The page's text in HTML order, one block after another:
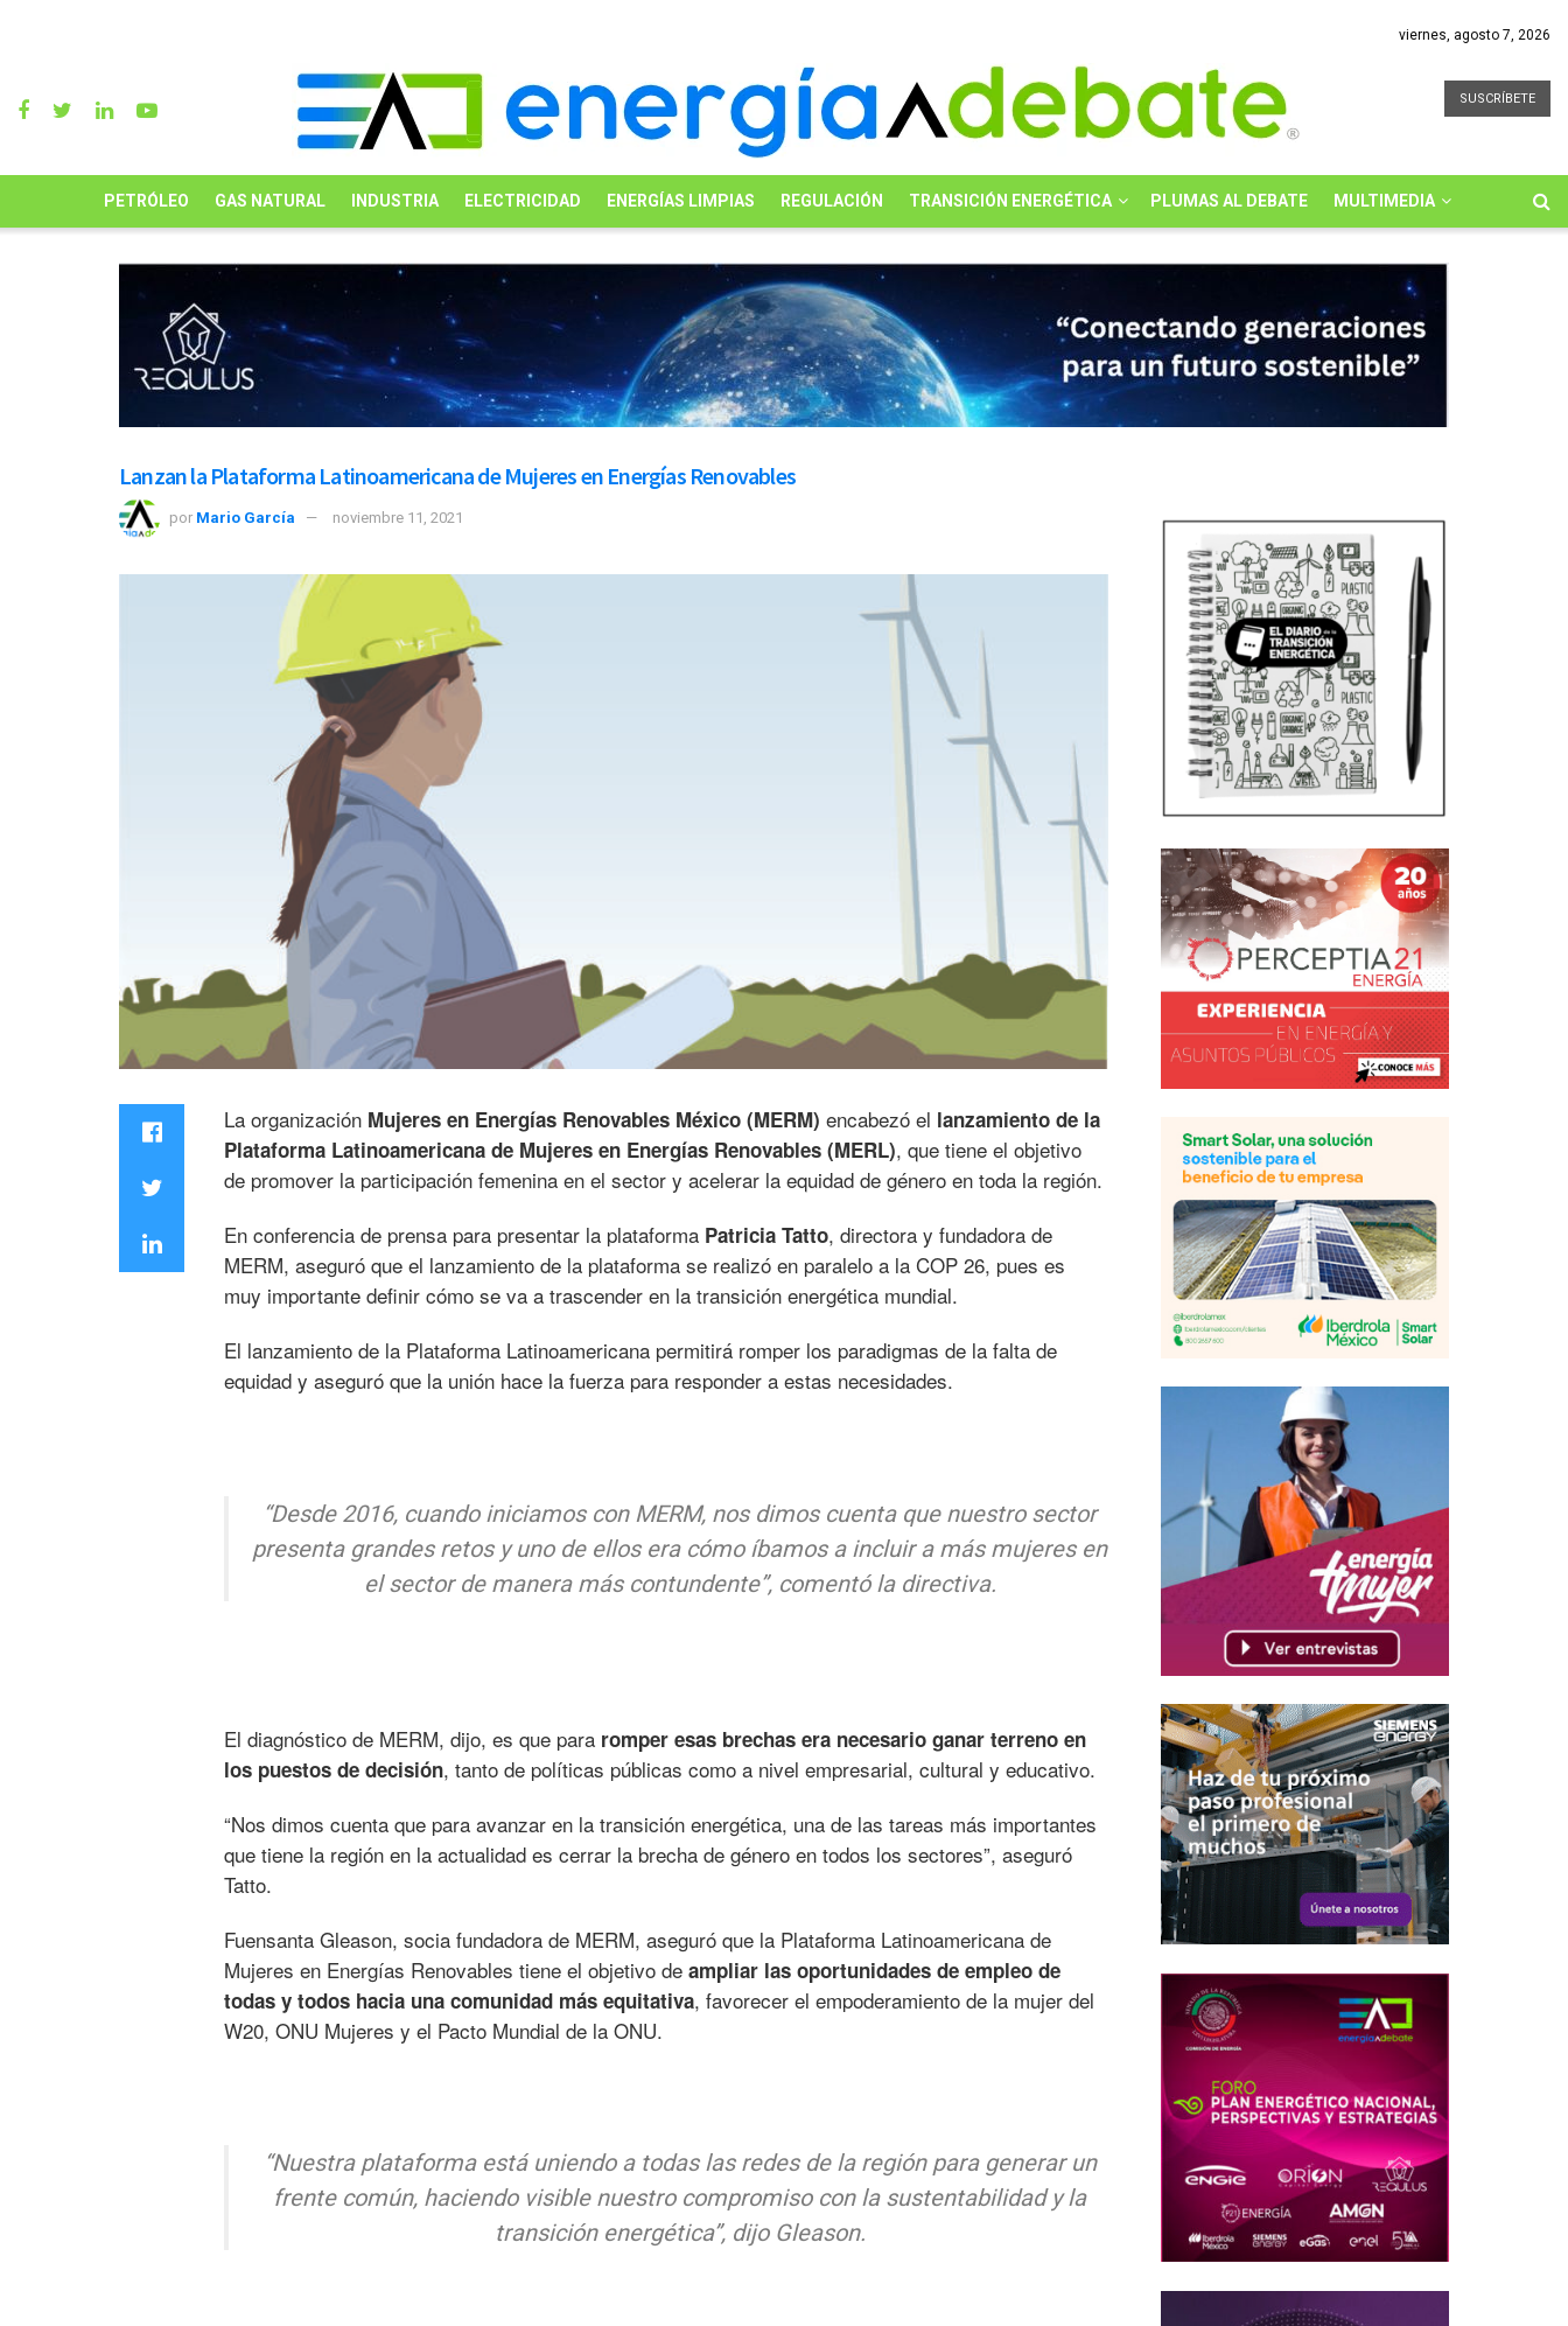
viernes, agosto 7, 2026
SUSCRÍBETE
PETRÓLEO GAS NATURAL INDUSTRIA ELECTRICIDAD ENERGÍAS LIMPIAS REGULACIÓN TRANSICIÓN ENERGÉTICA PLUMAS AL DEBATE MULTIMEDIA
Lanzan la Plataforma Latinoamericana de Mujeres en Energías Renovables
por Mario García noviembre 11, 2021
La organización Mujeres en Energías Renovables México (MERM) encabezó el lanzamiento de la
Plataforma Latinoamericana de Mujeres en Energías Renovables (MERL), que tiene el objetivo
de promover la participación femenina en el sector y acelerar la equidad de género en toda la región.
En conferencia de prensa para presentar la plataforma Patricia Tatto, directora y fundadora de
MERM, aseguró que el lanzamiento de la plataforma se realizó en paralelo a la COP 26, pues es
muy importante definir cómo se va a trascender en la transición energética mundial.
El lanzamiento de la Plataforma Latinoamericana permitirá romper los paradigmas de la falta de
equidad y aseguró que la unión hace la fuerza para responder a estas necesidades.
“Desde 2016, cuando iniciamos con MERM, nos dimos cuenta que nuestro sector
presenta grandes retos y uno de ellos era cómo íbamos a incluir a más mujeres en
el sector de manera más contundente”, comentó la directiva.
El diagnóstico de MERM, dijo, es que para romper esas brechas era necesario ganar terreno en
los puestos de decisión, tanto de políticas públicas como a nivel empresarial, cultural y educativo.
“Nos dimos cuenta que para avanzar en la transición energética, una de las tareas más importantes
que tiene la región en la actualidad es cerrar la brecha de género en todos los sectores”, aseguró
Tatto.
Fuensanta Gleason, socia fundadora de MERM, aseguró que la Plataforma Latinoamericana de
Mujeres en Energías Renovables tiene el objetivo de ampliar las oportunidades de empleo de
todas y todos hacia una comunidad más equitativa, favorecer el empoderamiento de la mujer del
W20, ONU Mujeres y el Pacto Mundial de la ONU.
“Nuestra plataforma está uniendo a todas las redes de la región para generar un
frente común, haciendo visible nuestro compromiso con la sustentabilidad y la
transición energética”, dijo Gleason.